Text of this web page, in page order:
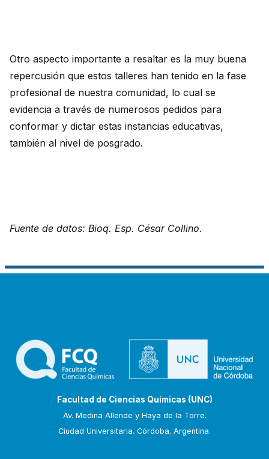
Otro aspecto importante a resaltar es la muy buena
repercusión que estos talleres han tenido en la fase
profesional de nuestra comunidad, lo cual se
evidencia a través de numerosos pedidos para
conformar y dictar estas instancias educativas,
también al nivel de posgrado.
Fuente de datos: Bioq. Esp. César Collino.
Facultad de Ciencias Químicas (UNC)
Av. Medina Allende y Haya de la Torre.
Ciudad Universitaria. Córdoba. Argentina.